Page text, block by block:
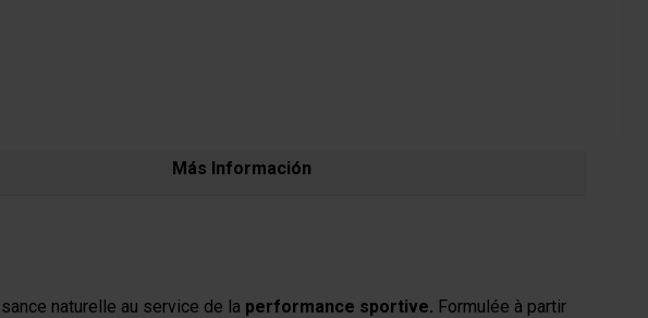
Más Información
naturelle au service de la performance sportive. Formulée à partir